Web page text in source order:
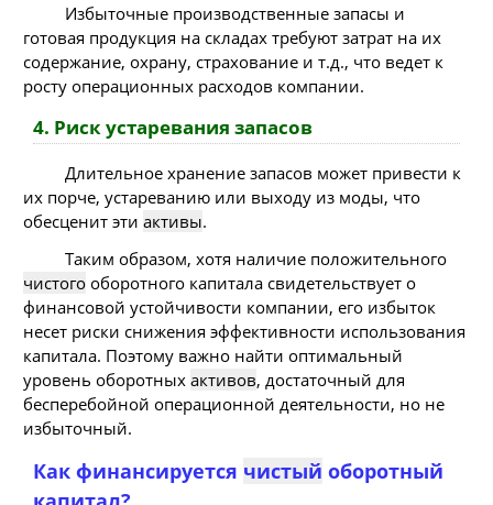
Избыточные производственные запасы и
готовая продукция на складах требуют затрат на их
содержание, охрану, страхование и т.д., что ведет к
росту операционных расходов компании.
4. Риск устаревания запасов
Длительное хранение запасов может привести к
их порче, устареванию или выходу из моды, что
обесценит эти активы.
Таким образом, хотя наличие положительного
чистого оборотного капитала свидетельствует о
финансовой устойчивости компании, его избыток
несет риски снижения эффективности использования
капитала. Поэтому важно найти оптимальный
уровень оборотных активов, достаточный для
бесперебойной операционной деятельности, но не
избыточный.
Как финансируется чистый оборотный